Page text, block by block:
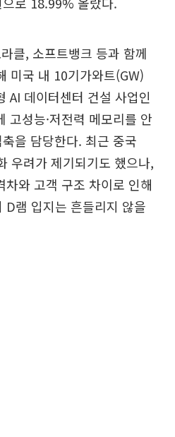
클, 소프트뱅크 등과 함께
미국 내 10기가와트(GW)
AI 데이터센터 건설 사업인
고성능·저전력 메모리를 안
을 담당한다. 최근 중국
우려가 제기되기도 했으나,
와 고객 구조 차이로 인해
D램 입지는 흔들리지 않을